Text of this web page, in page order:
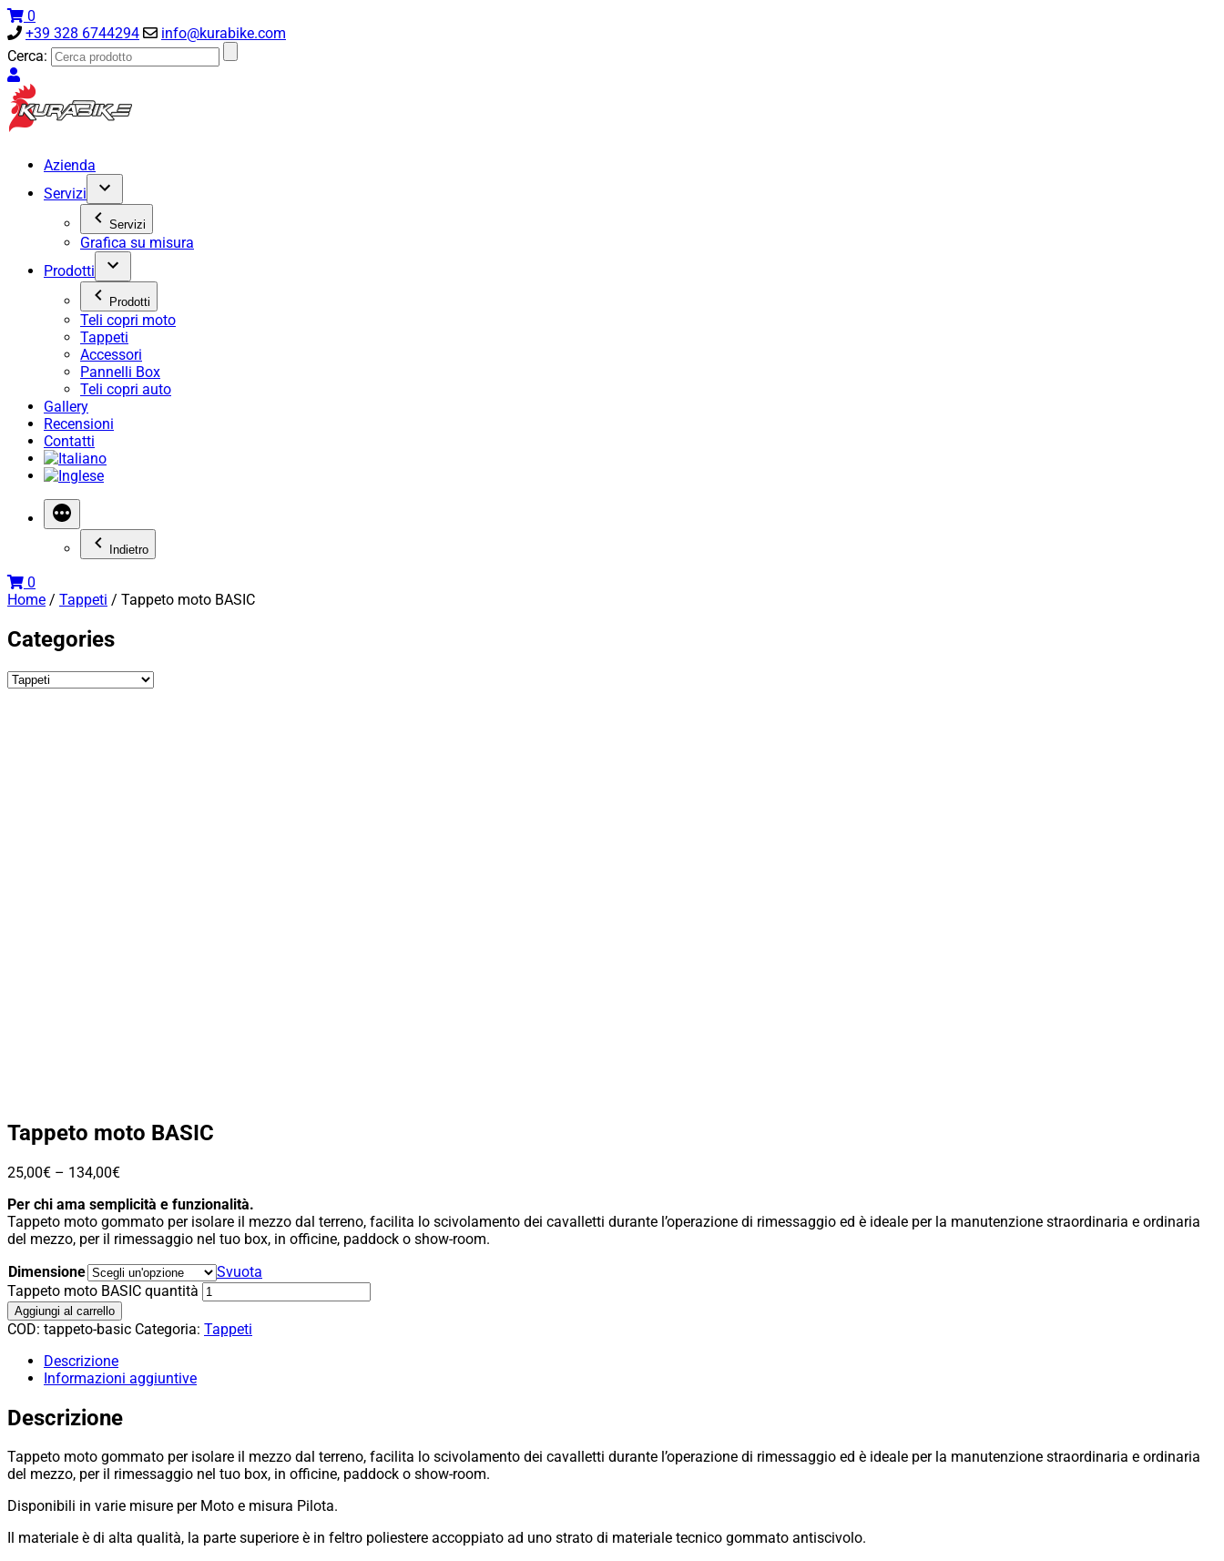
0
+39 328 6744294
info@kurabike.com
Cerca:
Azienda
Servizi
Servizi
Grafica su misura
Prodotti
Prodotti
Teli copri moto
Tappeti
Accessori
Pannelli Box
Teli copri auto
Gallery
Recensioni
Contatti
Indietro
0
Home / Tappeti / Tappeto moto BASIC
Categories
Tappeto moto BASIC
25,00€ – 134,00€
Per chi ama semplicità e funzionalità.
Tappeto moto gommato per isolare il mezzo dal terreno, facilita lo scivolamento dei cavalletti durante l’operazione di rimessaggio ed è ideale per la manutenzione straordinaria e ordinaria
del mezzo, per il rimessaggio nel tuo box, in officine, paddock o show-room.
Dimensione
Svuota
Tappeto moto BASIC quantità
Aggiungi al carrello
COD: tappeto-basic Categoria: Tappeti
Descrizione
Informazioni aggiuntive
Descrizione
Tappeto moto gommato per isolare il mezzo dal terreno, facilita lo scivolamento dei cavalletti durante l’operazione di rimessaggio ed è ideale per la manutenzione straordinaria e ordinaria
del mezzo, per il rimessaggio nel tuo box, in officine, paddock o show-room.
Disponibili in varie misure per Moto e misura Pilota.
Il materiale è di alta qualità, la parte superiore è in feltro poliestere accoppiato ad uno strato di materiale tecnico gommato antiscivolo.